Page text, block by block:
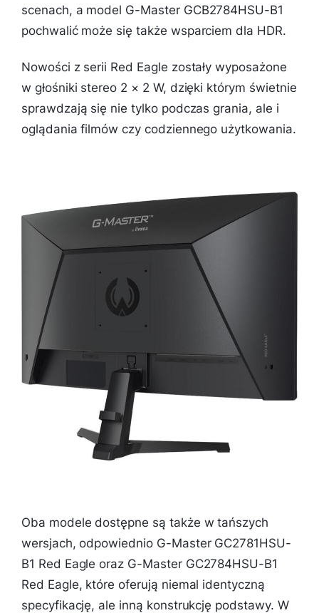
scenach, a model G-Master GCB2784HSU-B1
pochwalić może się także wsparciem dla HDR.
Nowości z serii Red Eagle zostały wyposażone
w głośniki stereo 2 × 2 W, dzięki którym świetnie
sprawdzają się nie tylko podczas grania, ale i
oglądania filmów czy codziennego użytkowania.
Oba modele dostępne są także w tańszych
wersjach, odpowiednio G-Master GC2781HSU-
B1 Red Eagle oraz G-Master GC2784HSU-B1
Red Eagle, które oferują niemal identyczną
specyfikację, ale inną konstrukcję podstawy. W